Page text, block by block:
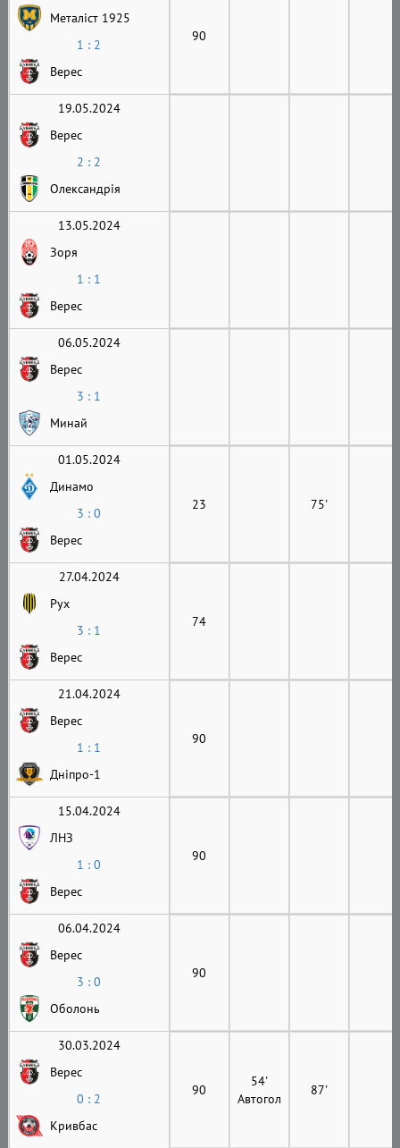
Металіст 1925
1 : 2
Верес
90
19.05.2024
Верес
2 : 2
Олександрія
13.05.2024
Зоря
1 : 1
Верес
06.05.2024
Верес
3 : 1
Минай
01.05.2024
Динамо
3 : 0
Верес
23 75'
27.04.2024
Рух
3 : 1
Верес
74
21.04.2024
Верес
1 : 1
Дніпро-1
90
15.04.2024
ЛНЗ
1 : 0
Верес
90
06.04.2024
Верес
3 : 0
Оболонь
90
30.03.2024
Верес
0 : 2
Кривбас
90
54'
Автогол
87'